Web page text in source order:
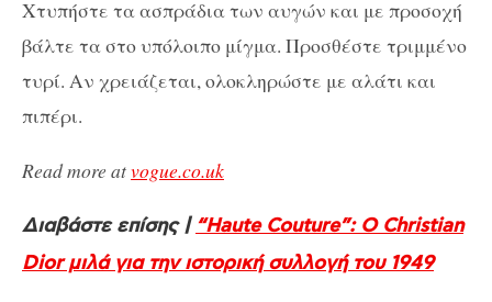
Χτυπήστε τα ασπράδια των αυγών και με προσοχή
βάλτε τα στο υπόλοιπο μίγμα. Προσθέστε τριμμένο
τυρί. Αν χρειάζεται, ολοκληρώστε με αλάτι και
πιπέρι.
Read more atvogue.co.uk
Διαβάστε επίσης |“Haute Couture”: O Christian
Dior μιλά για την ιστορική συλλογή του 1949